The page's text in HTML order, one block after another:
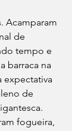
Acamparam
de
tempo e
barraca na
expectativa
de
fogueira,